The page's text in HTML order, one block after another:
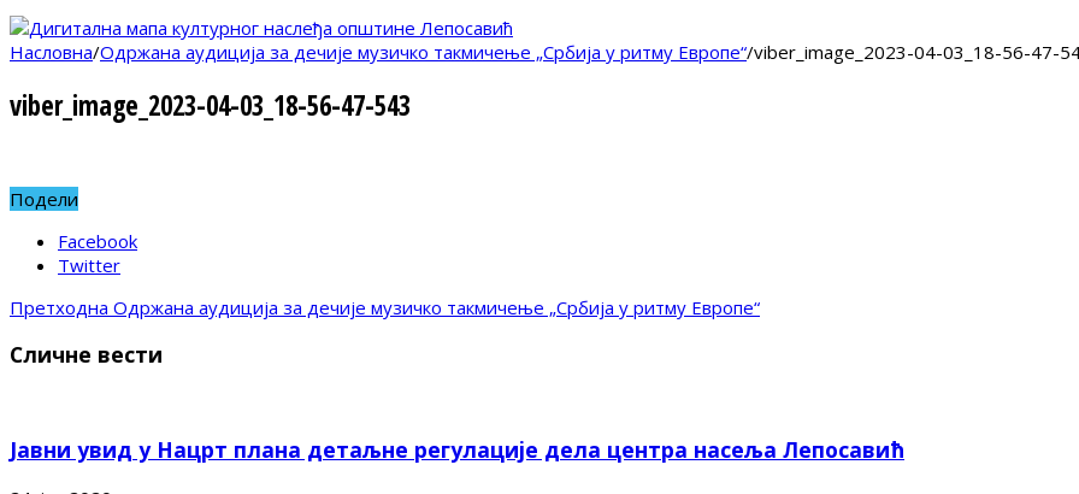
Насловна/Одржана аудиција за дечије музичко такмичење „Србија у ритму Европе“/viber_image_2023-04-03_18-56-47-
viber_image_2023-04-03_18-56-47-543
Подели
Facebook
Twitter
Претходна Одржана аудиција за дечије музичко такмичење „Србија у ритму Европе“
Сличне вести
Јавни увид у Нацрт плана детаљне регулације дела центра насеља Лепосавић